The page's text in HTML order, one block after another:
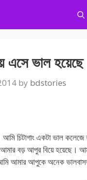
ভাল হয়েছে
by bdstories
চিটাগাং একটা ভাল কলেজে
আমার বড় আপুর বিয়ে হয়েছে।
আমার আপুকে অনেক